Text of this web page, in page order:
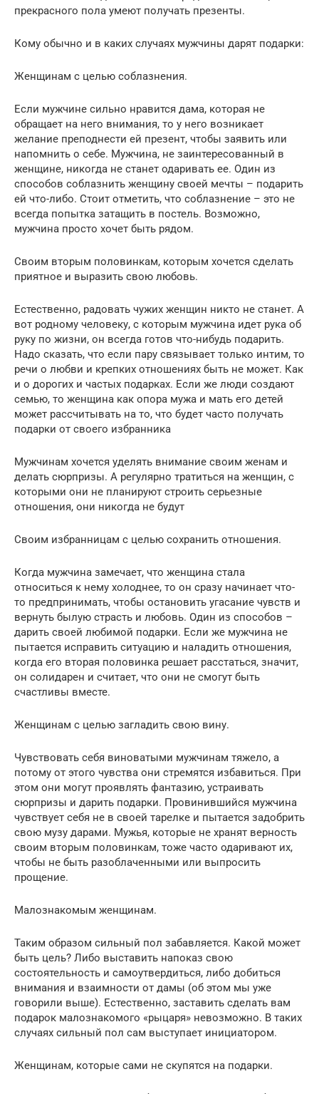
прекрасного пола умеют получать презенты.
Кому обычно и в каких случаях мужчины дарят подарки:
Женщинам с целью соблазнения.
Если мужчине сильно нравится дама, которая не
обращает на него внимания, то у него возникает
желание преподнести ей презент, чтобы заявить или
напомнить о себе. Мужчина, не заинтересованный в
женщине, никогда не станет одаривать ее. Один из
способов соблазнить женщину своей мечты – подарить
ей что-либо. Стоит отметить, что соблазнение – это не
всегда попытка затащить в постель. Возможно,
мужчина просто хочет быть рядом.
Своим вторым половинкам, которым хочется сделать
приятное и выразить свою любовь.
Естественно, радовать чужих женщин никто не станет. А
вот родному человеку, с которым мужчина идет рука об
руку по жизни, он всегда готов что-нибудь подарить.
Надо сказать, что если пару связывает только интим, то
речи о любви и крепких отношениях быть не может. Как
и о дорогих и частых подарках. Если же люди создают
семью, то женщина как опора мужа и мать его детей
может рассчитывать на то, что будет часто получать
подарки от своего избранника
Мужчинам хочется уделять внимание своим женам и
делать сюрпризы. А регулярно тратиться на женщин, с
которыми они не планируют строить серьезные
отношения, они никогда не будут
Своим избранницам с целью сохранить отношения.
Когда мужчина замечает, что женщина стала
относиться к нему холоднее, то он сразу начинает что-
то предпринимать, чтобы остановить угасание чувств и
вернуть былую страсть и любовь. Один из способов –
дарить своей любимой подарки. Если же мужчина не
пытается исправить ситуацию и наладить отношения,
когда его вторая половинка решает расстаться, значит,
он солидарен и считает, что они не смогут быть
счастливы вместе.
Женщинам с целью загладить свою вину.
Чувствовать себя виноватыми мужчинам тяжело, а
потому от этого чувства они стремятся избавиться. При
этом они могут проявлять фантазию, устраивать
сюрпризы и дарить подарки. Провинившийся мужчина
чувствует себя не в своей тарелке и пытается задобрить
свою музу дарами. Мужья, которые не хранят верность
своим вторым половинкам, тоже часто одаривают их,
чтобы не быть разоблаченными или выпросить
прощение.
Малознакомым женщинам.
Таким образом сильный пол забавляется. Какой может
быть цель? Либо выставить напоказ свою
состоятельность и самоутвердиться, либо добиться
внимания и взаимности от дамы (об этом мы уже
говорили выше). Естественно, заставить сделать вам
подарок малознакомого «рыцаря» невозможно. В таких
случаях сильный пол сам выступает инициатором.
Женщинам, которые сами не скупятся на подарки.